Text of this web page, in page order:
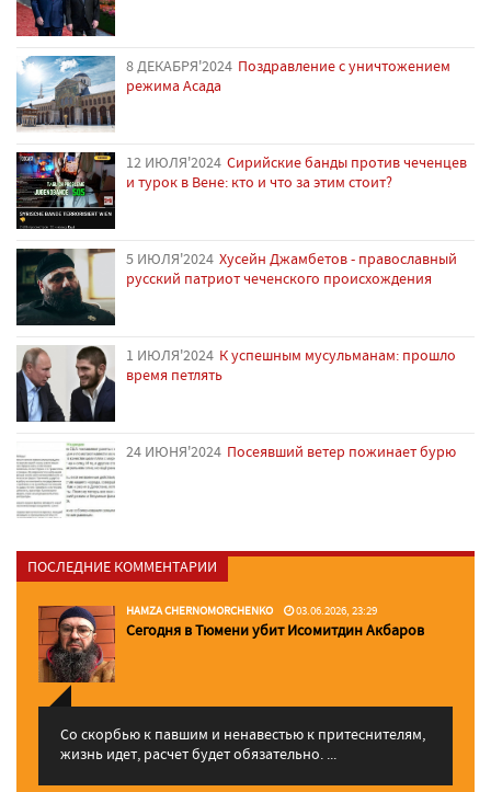
8 ДЕКАБРЯ'2024 Поздравление с уничтожением
режима Асада
12 ИЮЛЯ'2024 Сирийские банды против чеченцев
и турок в Вене: кто и что за этим стоит?
5 ИЮЛЯ'2024 Хусейн Джамбетов - православный
русский патриот чеченского происхождения
1 ИЮЛЯ'2024 К успешным мусульманам: прошло
время петлять
24 ИЮНЯ'2024 Посеявший ветер пожинает бурю
ПОСЛЕДНИЕ КОММЕНТАРИИ
HAMZA CHERNOMORCHENKO 03.06.2026, 23:29
Сегодня в Тюмени убит Исомитдин Акбаров
Со скорбью к павшим и ненавестью к притеснителям,
жизнь идет, расчет будет обязательно. ...